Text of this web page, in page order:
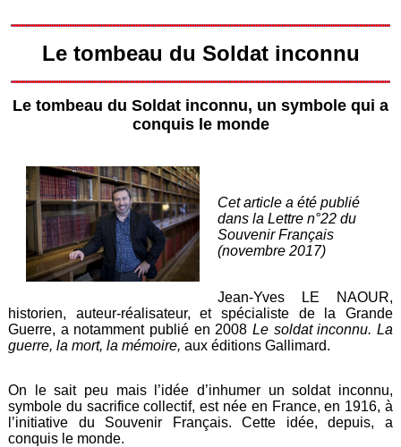
Le tombeau du Soldat inconnu
Le tombeau du Soldat inconnu, un symbole qui a
conquis le monde
Cet article a été publié
dans la Lettre n°22 du
Souvenir Français
(novembre 2017)
Jean-Yves LE NAOUR,
historien, auteur-réalisateur, et spécialiste de la Grande
Guerre, a notamment publié en 2008 Le soldat inconnu. La
guerre, la mort, la mémoire,aux éditions Gallimard.
On le sait peu mais l’idée d’inhumer un soldat inconnu,
symbole du sacrifice collectif, est née en France, en 1916, à
l’initiative du Souvenir Français. Cette idée, depuis, a
conquis le monde.